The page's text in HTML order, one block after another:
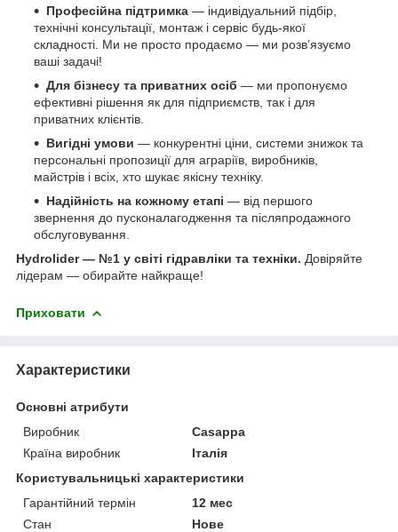
Професійна підтримка — індивідуальний підбір,
технічні консультації, монтаж і сервіс будь-якої
складності. Ми не просто продаємо — ми розв’язуємо
ваші задачі!
Для бізнесу та приватних осіб — ми пропонуємо
ефективні рішення як для підприємств, так і для
приватних клієнтів.
Вигідні умови — конкурентні ціни, системи знижок та
персональні пропозиції для аграріїв, виробників,
майстрів і всіх, хто шукає якісну техніку.
Надійність на кожному етапі — від першого
звернення до пусконалагодження та післяпродажного
обслуговування.
Hydrolider — №1 у світі гідравліки та техніки. Довіряйте
лідерам — обирайте найкраще!
Приховати
Характеристики
Основні атрибути
Виробник
Casappa
Країна виробник
Італія
Користувальницькі характеристики
Гарантійний термін
12 мес
Стан
Нове